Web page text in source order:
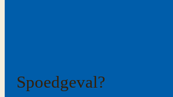
Spoedgeval?